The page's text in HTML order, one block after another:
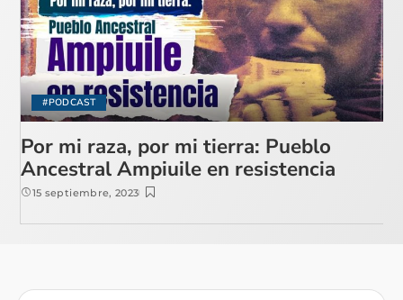
#PODCAST
Por mi raza, por mi tierra: Pueblo
Ancestral Ampiuile en resistencia
15 septiembre, 2023